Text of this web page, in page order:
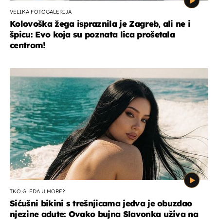
VELIKA FOTOGALERIJA
Kolovoška žega ispraznila je Zagreb, ali ne i
špicu: Evo koja su poznata lica prošetala
centrom!
TKO GLEDA U MORE?
Sićušni bikini s trešnjicama jedva je obuzdao
njezine adute: Ovako bujna Slavonka uživa na